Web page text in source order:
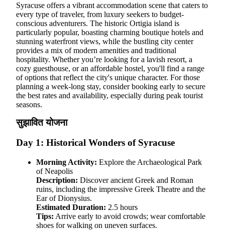
Syracuse offers a vibrant accommodation scene that caters to
every type of traveler, from luxury seekers to budget-
conscious adventurers. The historic Ortigia island is
particularly popular, boasting charming boutique hotels and
stunning waterfront views, while the bustling city center
provides a mix of modern amenities and traditional
hospitality. Whether you’re looking for a lavish resort, a
cozy guesthouse, or an affordable hostel, you'll find a range
of options that reflect the city's unique character. For those
planning a week-long stay, consider booking early to secure
the best rates and availability, especially during peak tourist
seasons.
सुझावित योजना
Day 1: Historical Wonders of Syracuse
Morning Activity: Explore the Archaeological Park
of Neapolis
Description: Discover ancient Greek and Roman
ruins, including the impressive Greek Theatre and the
Ear of Dionysius.
Estimated Duration: 2.5 hours
Tips: Arrive early to avoid crowds; wear comfortable
shoes for walking on uneven surfaces.